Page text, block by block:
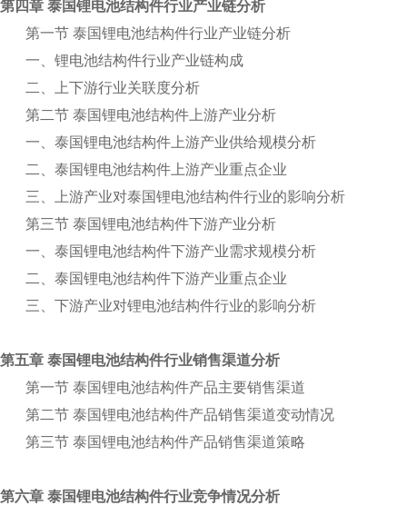
第四章 泰国锂电池结构件行业产业链分析
第一节 泰国锂电池结构件行业产业链分析
一、锂电池结构件行业产业链构成
二、上下游行业关联度分析
第二节 泰国锂电池结构件上游产业分析
一、泰国锂电池结构件上游产业供给规模分析
二、泰国锂电池结构件上游产业重点企业
三、上游产业对泰国锂电池结构件行业的影响分析
第三节 泰国锂电池结构件下游产业分析
一、泰国锂电池结构件下游产业需求规模分析
二、泰国锂电池结构件下游产业重点企业
三、下游产业对锂电池结构件行业的影响分析
第五章 泰国锂电池结构件行业销售渠道分析
第一节 泰国锂电池结构件产品主要销售渠道
第二节 泰国锂电池结构件产品销售渠道变动情况
第三节 泰国锂电池结构件产品销售渠道策略
第六章 泰国锂电池结构件行业竞争情况分析